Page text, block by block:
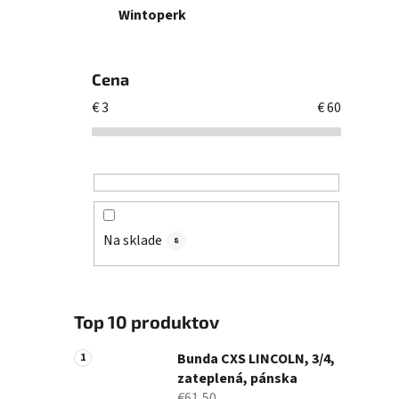
Wintoperk
Cena
€3 €60
Na sklade 8
Top 10 produktov
Bunda CXS LINCOLN, 3/4,
zateplená, pánska